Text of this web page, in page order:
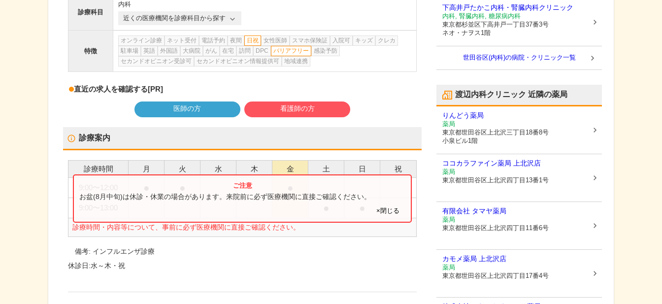
診療科目
内科
近くの医療機関を診療科目から探す
特徴
オンライン診療 ネット受付 電話予約 夜間 日祝 女性医師 スマホ保険証 入院可 キッズ
クレカ
駐車場
英語 外国語 大病院 がん 在宅 訪問 DPC バリアフリー
感染予防
セカンドオピニオン受診可
セカンドオピニオン情報提供可 地域連携
直近の求人を確認する[PR]
医師の方 看護師の方
診療案内
診療時間 月 火 水 木 金 土 日 祝
診療時間・内容等について、事前に必ず医療機関に直接ご確認ください。
お盆(8月中旬)は休診・休業の場合があります。来院前に必ず医療機関に直接ご確認ください。
×閉じる
備考: インフルエンザ診療
休診日:水～木・祝
下高井戸たかこ内科・腎臓内科クリニック
内科, 腎臓内科, 糖尿病内科
東京都杉並区下高井戸一丁目37番3号
ネオ・ナヲス1階
世田谷区(内科)の病院・クリニック一覧
渡辺内科クリニック 近隣の薬局
りんどう薬局
薬局
東京都世田谷区上北沢三丁目18番8号
小泉ビル1階
ココカラファイン薬局 上北沢店
薬局
東京都世田谷区上北沢四丁目13番1号
有限会社 タマヤ薬局
薬局
東京都世田谷区上北沢四丁目11番6号
カモメ薬局 上北沢店
薬局
東京都世田谷区上北沢四丁目17番4号